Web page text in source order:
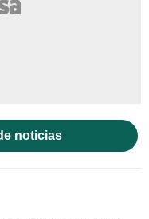
noticias